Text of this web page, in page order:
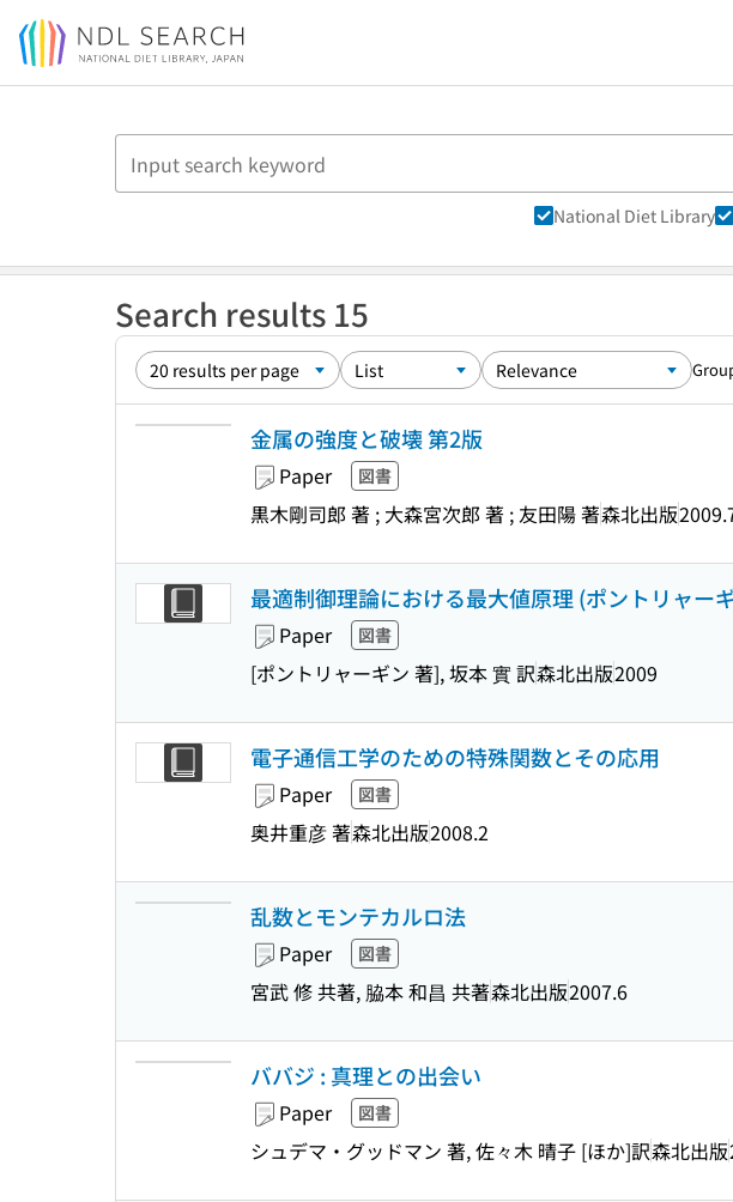
Jump to main content
National Diet Library
Search results 15
金属の強度と破壊 第2版
Paper 図書
黒木剛司郎 著 ; 大森宮次郎 著 ; 友田陽 著森北出版
最適制御理論における最大値原理 (ポントリャー
Paper 図書
[ポントリャーギン 著], 坂本 實 訳森北出版2009
電子通信工学のための特殊関数とその応用
Paper 図書
奥井重彦 著森北出版2008.2
乱数とモンテカルロ法
Paper 図書
宮武 修 共著, 脇本 和昌 共著森北出版2007.6
ババジ : 真理との出会い
Paper 図書
シュデマ・グッドマン 著, 佐々木 晴子 [ほか]訳森北出版